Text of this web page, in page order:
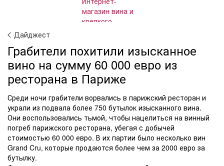
Дайджест
Грабители похитили изысканное
вино на сумму 60 000 евро из
ресторана в Париже
Среди ночи грабители ворвались в парижский ресторан и
украли из подвала более 750 бутылок изысканного вина.
Они воспользовались тьмой, чтобы нацелиться на винный
погреб парижского ресторана, убегая с добычей
стоимостью 60 000 евро. В их партии было несколько вин
Grand Cru, которые продаются более чем за 2000 евро за
бутылку.